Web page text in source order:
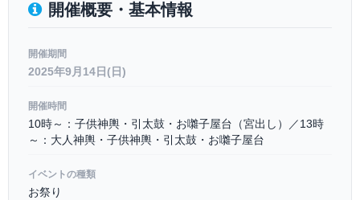
開催概要・基本情報
開催期間
2025年9月14日(日)
開催時間
10時～：子供神輿・引太鼓・お囃子屋台（宮出し）／13時
～：大人神輿・子供神輿・引太鼓・お囃子屋台
イベントの種類
お祭り